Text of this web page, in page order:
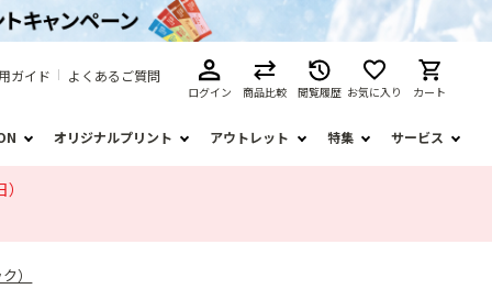
ガイド よくあるご質問
ログイン 商品比較 閲覧履歴 お気に入り カート
オリジナルプリント アウトレット 特集 サービス
）